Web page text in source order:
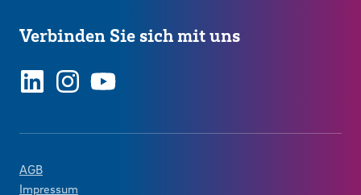
Verbinden Sie sich mit uns
LinkedInInstagram
YouTube
AGB
Impressum